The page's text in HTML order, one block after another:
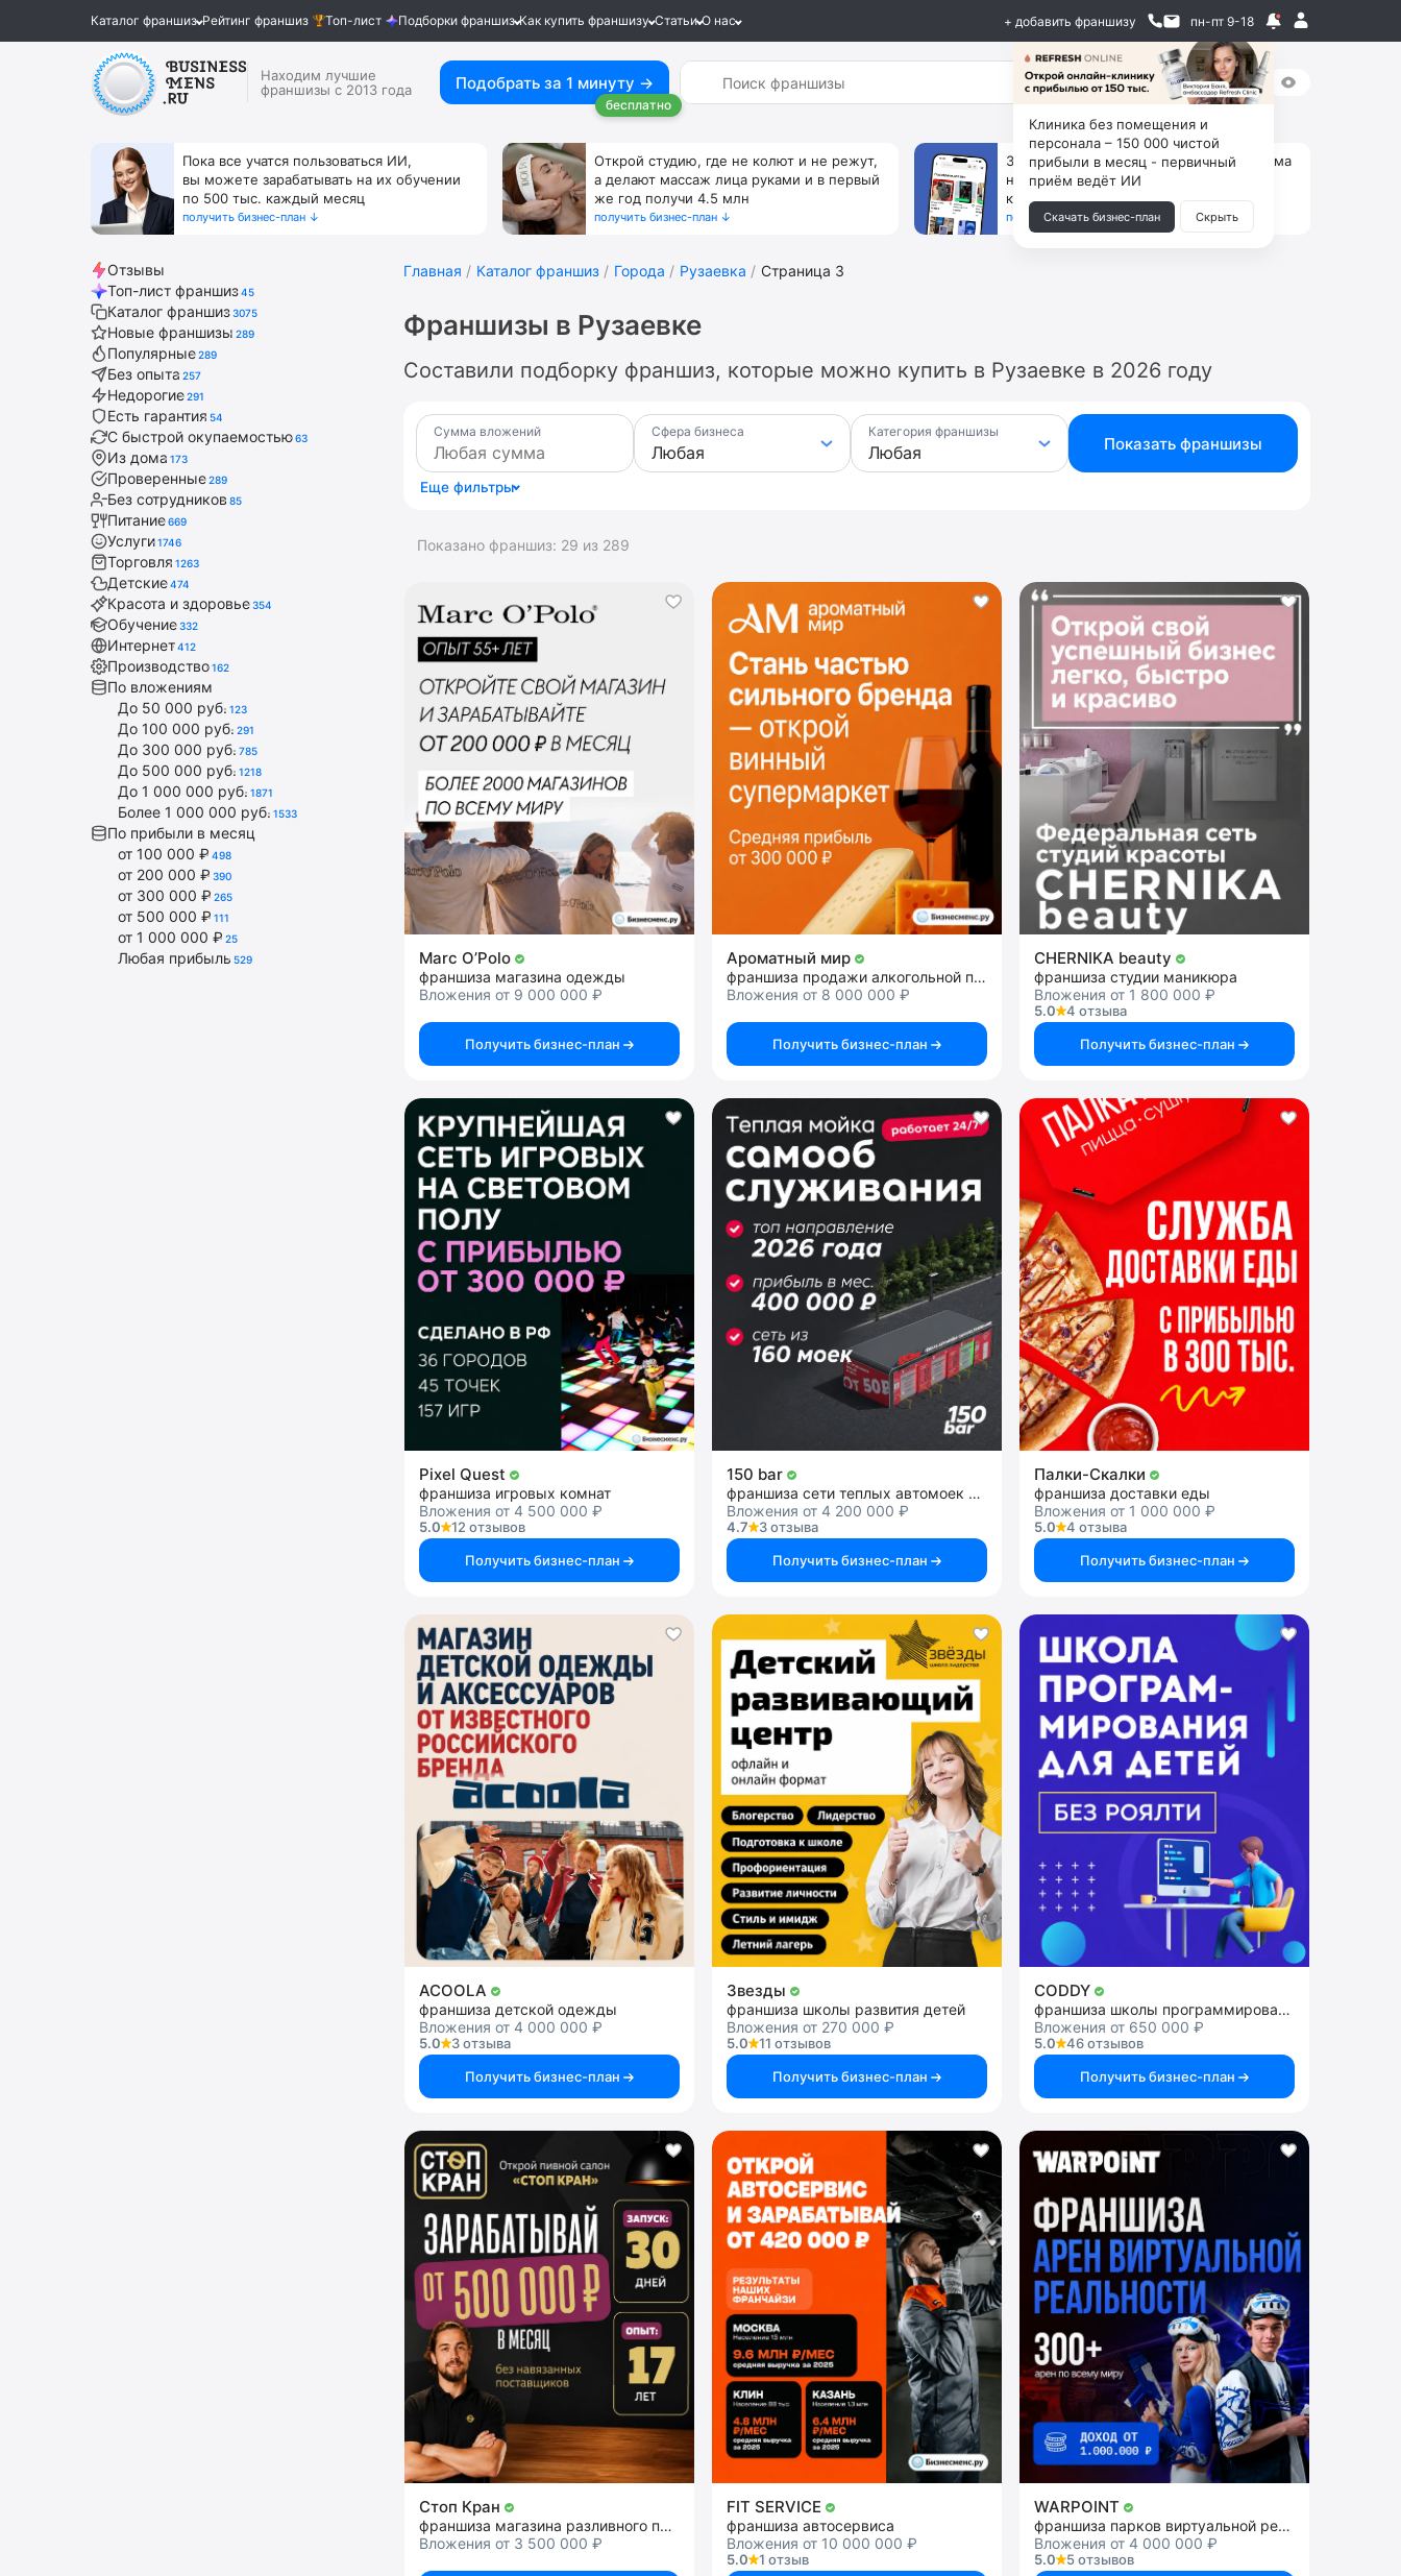
Каталог франшиз Рейтинг франшиз Топ-лист Подборки франшиз Как купить франшизу Статьи О нас + добавить франшизу пн-пт 9-18
Находим лучшие
франшизы с 2013 года
Подобрать за 1 минуту →
бесплатно
Пока все учатся пользоваться ИИ,
вы можете зарабатывать на их обучении
по 500 тыс. каждый месяц
получить бизнес-план ↓
Открой студию, где не колют и не режут,
а делают массаж лица руками и в первый
же год получи 4.5 млн
получить бизнес-план ↓
За 90 тыс. открой магазин на Авито, дома
ни коробок, ни товара, ни склада, зато
каждый месяц +125 тыс. чистыми
получить бизнес-план ↓
Отзывы
Топ-лист франшиз45
Каталог франшиз3075
Новые франшизы 289
Популярные289
Без опыта 257
Недорогие291
Есть гарантия 54
С быстрой окупаемостью63
Из дома 173
Проверенные289
Без сотрудников 85
Питание669
Услуги1746
Торговля 1263
Детские474
Красота и здоровье354
Обучение332
Интернет412
Производство162
По вложениям
До 50 000 руб. 123
До 100 000 руб. 291
До 300 000 руб. 785
До 500 000 руб. 1218
До 1 000 000 руб. 1871
Более 1 000 000 руб. 1533
По прибыли в месяц
от 100 000 ₽ 498
от 200 000 ₽ 390
от 300 000 ₽ 265
от 500 000 ₽ 111
от 1 000 000 ₽ 25
Любая прибыль 529
Главная Каталог франшиз Города Рузаевка Страница 3
Франшизы в Рузаевке
Составили подборку франшиз, которые можно купить в Рузаевке в 2026 году
Сумма вложений Сфера бизнеса Категория франшизы
Показать франшизы
Еще фильтры
Показано франшиз: 29 из 289
Marc O’Polo
франшиза магазина одежды
Вложения от 9 000 000 ₽
Получить бизнес-план
Ароматный мир
франшиза продажи алкогольной продукции
Вложения от 8 000 000 ₽
Получить бизнес-план
CHERNIKA beauty
франшиза студии маникюра
Вложения от 1 800 000 ₽
5.0
4 отзыва
Получить бизнес-план
Pixel Quest
франшиза игровых комнат
Вложения от 4 500 000 ₽
5.0
12 отзывов
Получить бизнес-план
150 bar
франшиза сети теплых автомоек самообслуживания
Вложения от 4 200 000 ₽
4.7
3 отзыва
Получить бизнес-план
Палки-Скалки
франшиза доставки еды
Вложения от 1 000 000 ₽
5.0
4 отзыва
Получить бизнес-план
ACOOLA
франшиза детской одежды
Вложения от 4 000 000 ₽
5.0
3 отзыва
Получить бизнес-план
Звезды
франшиза школы развития детей
Вложения от 270 000 ₽
5.0
11 отзывов
Получить бизнес-план
CODDY
франшиза школы программирования и дизайна для детей
Вложения от 650 000 ₽
5.0
46 отзывов
Получить бизнес-план
Стоп Кран
франшиза магазина разливного пива
Вложения от 3 500 000 ₽
FIT SERVICE
франшиза автосервиса
Вложения от 10 000 000 ₽
5.0
1 отзыв
WARPOINT
франшиза парков виртуальной реальности
Вложения от 4 000 000 ₽
5.0
5 отзывов
Клиника без помещения и
персонала – 150 000 чистой
прибыли в месяц - первичный
приём ведёт ИИ
Скачать бизнес-план Скрыть